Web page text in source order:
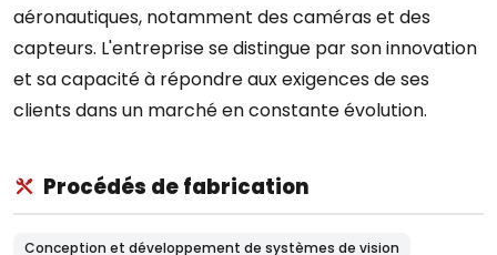
aéronautiques, notamment des caméras et des
capteurs. L'entreprise se distingue par son innovation
et sa capacité à répondre aux exigences de ses
clients dans un marché en constante évolution.
Procédés de fabrication
Conception et développement de systèmes de vision